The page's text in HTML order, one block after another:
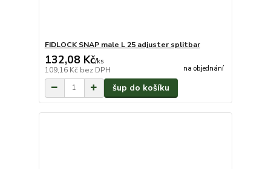
FIDLOCK SNAP male L 25 adjuster splitbar
132,08 Kč/ks
109,16 Kč bez DPH na objednání
šup do košíku